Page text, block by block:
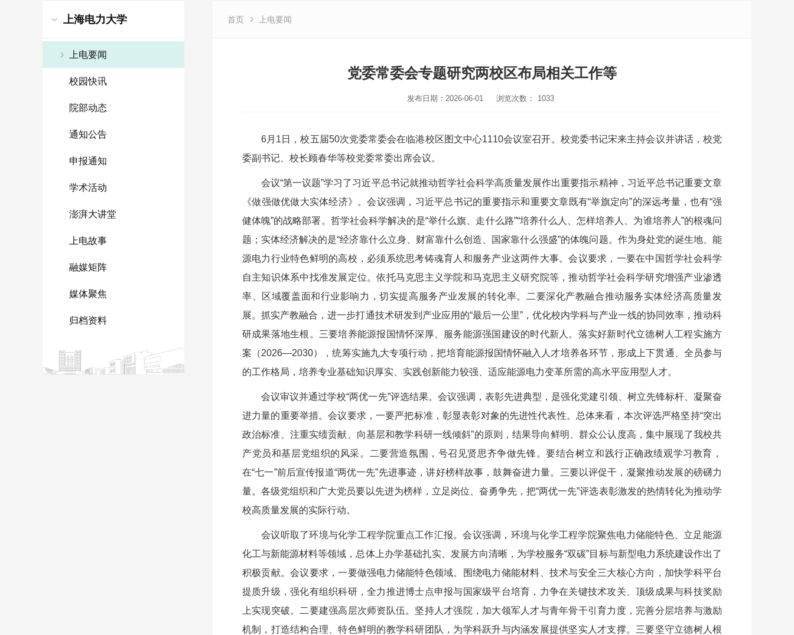
上海电力大学
上电要闻
校园快讯
院部动态
通知公告
申报通知
学术活动
澎湃大讲堂
上电故事
融媒矩阵
媒体聚焦
归档资料
首页 上电要闻
党委常委会专题研究两校区布局相关工作等
发布日期：2026-06-01 浏览次数： 1033
6月 1 日，校五届50次党委常委会在临港校区图文中心1110会议室召开。校党委书记宋来主持会议并讲话，校党
委副书记、校长顾春华等校党委常委出席会议。
会议“第一议题”学习了习近平总书记就推动哲学社会科学高质量发展作出重要指示精神，习近平总书记重要文章
《做强做优做大实体经济》。会议强调，习近平总书记的重要指示和重要文章既有“举旗定向”的深远考量，也有“强
健体魄”的战略部署。哲学社会科学解决的是“举什么旗、走什么路”“培养什么人、怎样培养人、为谁培养人”的根魂问
题；实体经济解决的是“经济靠什么立身、财富靠什么创造、国家靠什么强盛”的体魄问题。作为身处党的诞生地、能
源电力行业特色鲜明的高校，必须系统思考铸魂育人和服务产业这两件大事。会议要求，一要在中国哲学社会科学
自主知识体系中找准发展定位。依托马克思主义学院和马克思主义研究院等，推动哲学社会科学研究增强产业渗透
率、区域覆盖面和行业影响力，切实提高服务产业发展的转化率。二要深化产教融合推动服务实体经济高质量发
展。抓实产教融合，进一步打通技术研发到产业应用的“最后一公里”，优化校内学科与产业一线的协同效率，推动科
研成果落地生根。三要培养能源报国情怀深厚、服务能源强国建设的时代新人。落实好新时代立德树人工程实施方
案（2026—2030），统筹实施九大专项行动，把培育能源报国情怀融入人才培养各环节，形成上下贯通、全员参与
的工作格局，培养专业基础知识厚实、实践创新能力较强、适应能源电力变革所需的高水平应用型人才。
会议审议并通过学校“两优一先”评选结果。会议强调，表彰先进典型，是强化党建引领、树立先锋标杆、凝聚奋
进力量的重要举措。会议要求，一要严把标准，彰显表彰对象的先进性代表性。总体来看，本次评选严格坚持“突出
政治标准、注重实绩贡献、向基层和教学科研一线倾斜”的原则，结果导向鲜明、群众公认度高，集中展现了我校共
产党员和基层党组织的风采。二要营造氛围，号召见贤思齐争做先锋。要结合树立和践行正确政绩观学习教育，
在“七一”前后宣传报道“两优一先”先进事迹，讲好榜样故事，鼓舞奋进力量。三要以评促干，凝聚推动发展的磅礴力
量。各级党组织和广大党员要以先进为榜样，立足岗位、奋勇争先，把“两优一先”评选表彰激发的热情转化为推动学
校高质量发展的实际行动。
会议听取了环境与化学工程学院重点工作汇报。会议强调，环境与化学工程学院聚焦电力储能特色、立足能源
化工与新能源材料等领域，总体上办学基础扎实、发展方向清晰，为学校服务“双碳”目标与新型电力系统建设作出了
积极贡献。会议要求，一要做强电力储能特色领域。围绕电力储能材料、技术与安全三大核心方向，加快学科平台
提质升级，强化有组织科研，全力推进博士点申报与国家级平台培育，力争在关键技术攻关、顶级成果与科技奖励
上实现突破。二要建强高层次师资队伍。坚持人才强院，加大领军人才与青年骨干引育力度，完善分层培养与激励
机制，打造结构合理、特色鲜明的教学科研团队，为学科跃升与内涵发展提供坚实人才支撑。三要坚守立德树人根